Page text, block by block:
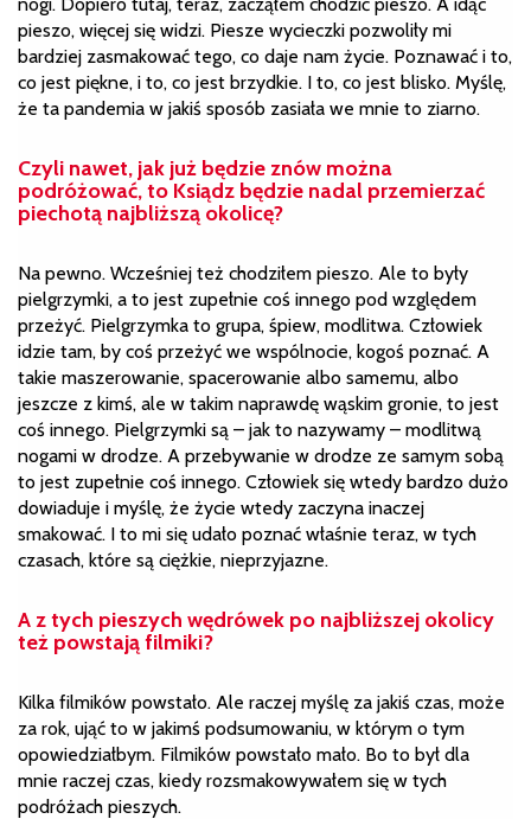
pieszo, więcej się widzi. Piesze wycieczki pozwoliły mi
bardziej zasmakować tego, co daje nam życie. Poznawać i to,
co jest piękne, i to, co jest brzydkie. I to, co jest blisko. Myślę,
że ta pandemia w jakiś sposób zasiała we mnie to ziarno.
Czyli nawet, jak już będzie znów można
podróżować, to Ksiądz będzie nadal przemierzać
piechotą najbliższą okolicę?
Na pewno. Wcześniej też chodziłem pieszo. Ale to były
pielgrzymki, a to jest zupełnie coś innego pod względem
przeżyć. Pielgrzymka to grupa, śpiew, modlitwa. Człowiek
idzie tam, by coś przeżyć we wspólnocie, kogoś poznać. A
takie maszerowanie, spacerowanie albo samemu, albo
jeszcze z kimś, ale w takim naprawdę wąskim gronie, to jest
coś innego. Pielgrzymki są – jak to nazywamy – modlitwą
nogami w drodze. A przebywanie w drodze ze samym sobą
to jest zupełnie coś innego. Człowiek się wtedy bardzo dużo
dowiaduje i myślę, że życie wtedy zaczyna inaczej
smakować. I to mi się udało poznać właśnie teraz, w tych
czasach, które są ciężkie, nieprzyjazne.
A z tych pieszych wędrówek po najbliższej okolicy
też powstają filmiki?
Kilka filmików powstało. Ale raczej myślę za jakiś czas, może
za rok, ująć to w jakimś podsumowaniu, w którym o tym
opowiedziałbym. Filmików powstało mało. Bo to był dla
mnie raczej czas, kiedy rozsmakowywałem się w tych
podróżach pieszych.